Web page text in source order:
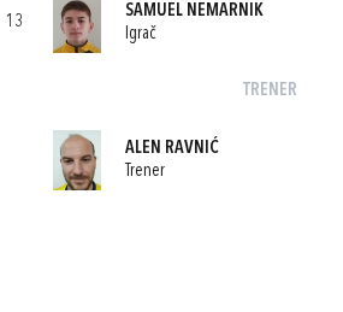
13
SAMUEL NEMARNIK
Igrač
TRENER
ALEN RAVNIĆ
Trener